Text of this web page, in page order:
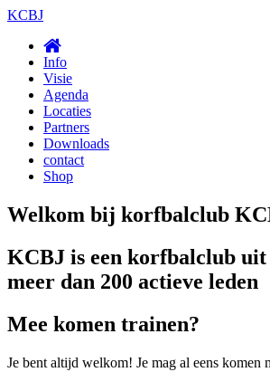
KCBJ
Info
Visie
Agenda
Locaties
Partners
Downloads
contact
Shop
Welkom bij korfbalclub
KCBJ is een korfbalclub uit
meer dan 200 actieve leden
Mee komen trainen?
Je bent altijd welkom! Je mag al eens komen